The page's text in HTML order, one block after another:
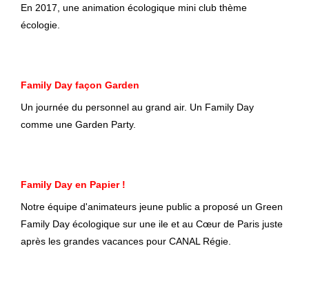
En 2017, une animation écologique mini club thème
écologie.
Family Day façon Garden
Un journée du personnel au grand air. Un Family Day
comme une Garden Party.
Family Day en Papier !
Notre équipe d'animateurs jeune public a proposé un Green
Family Day écologique sur une ile et au Cœur de Paris juste
après les grandes vacances pour CANAL Régie.